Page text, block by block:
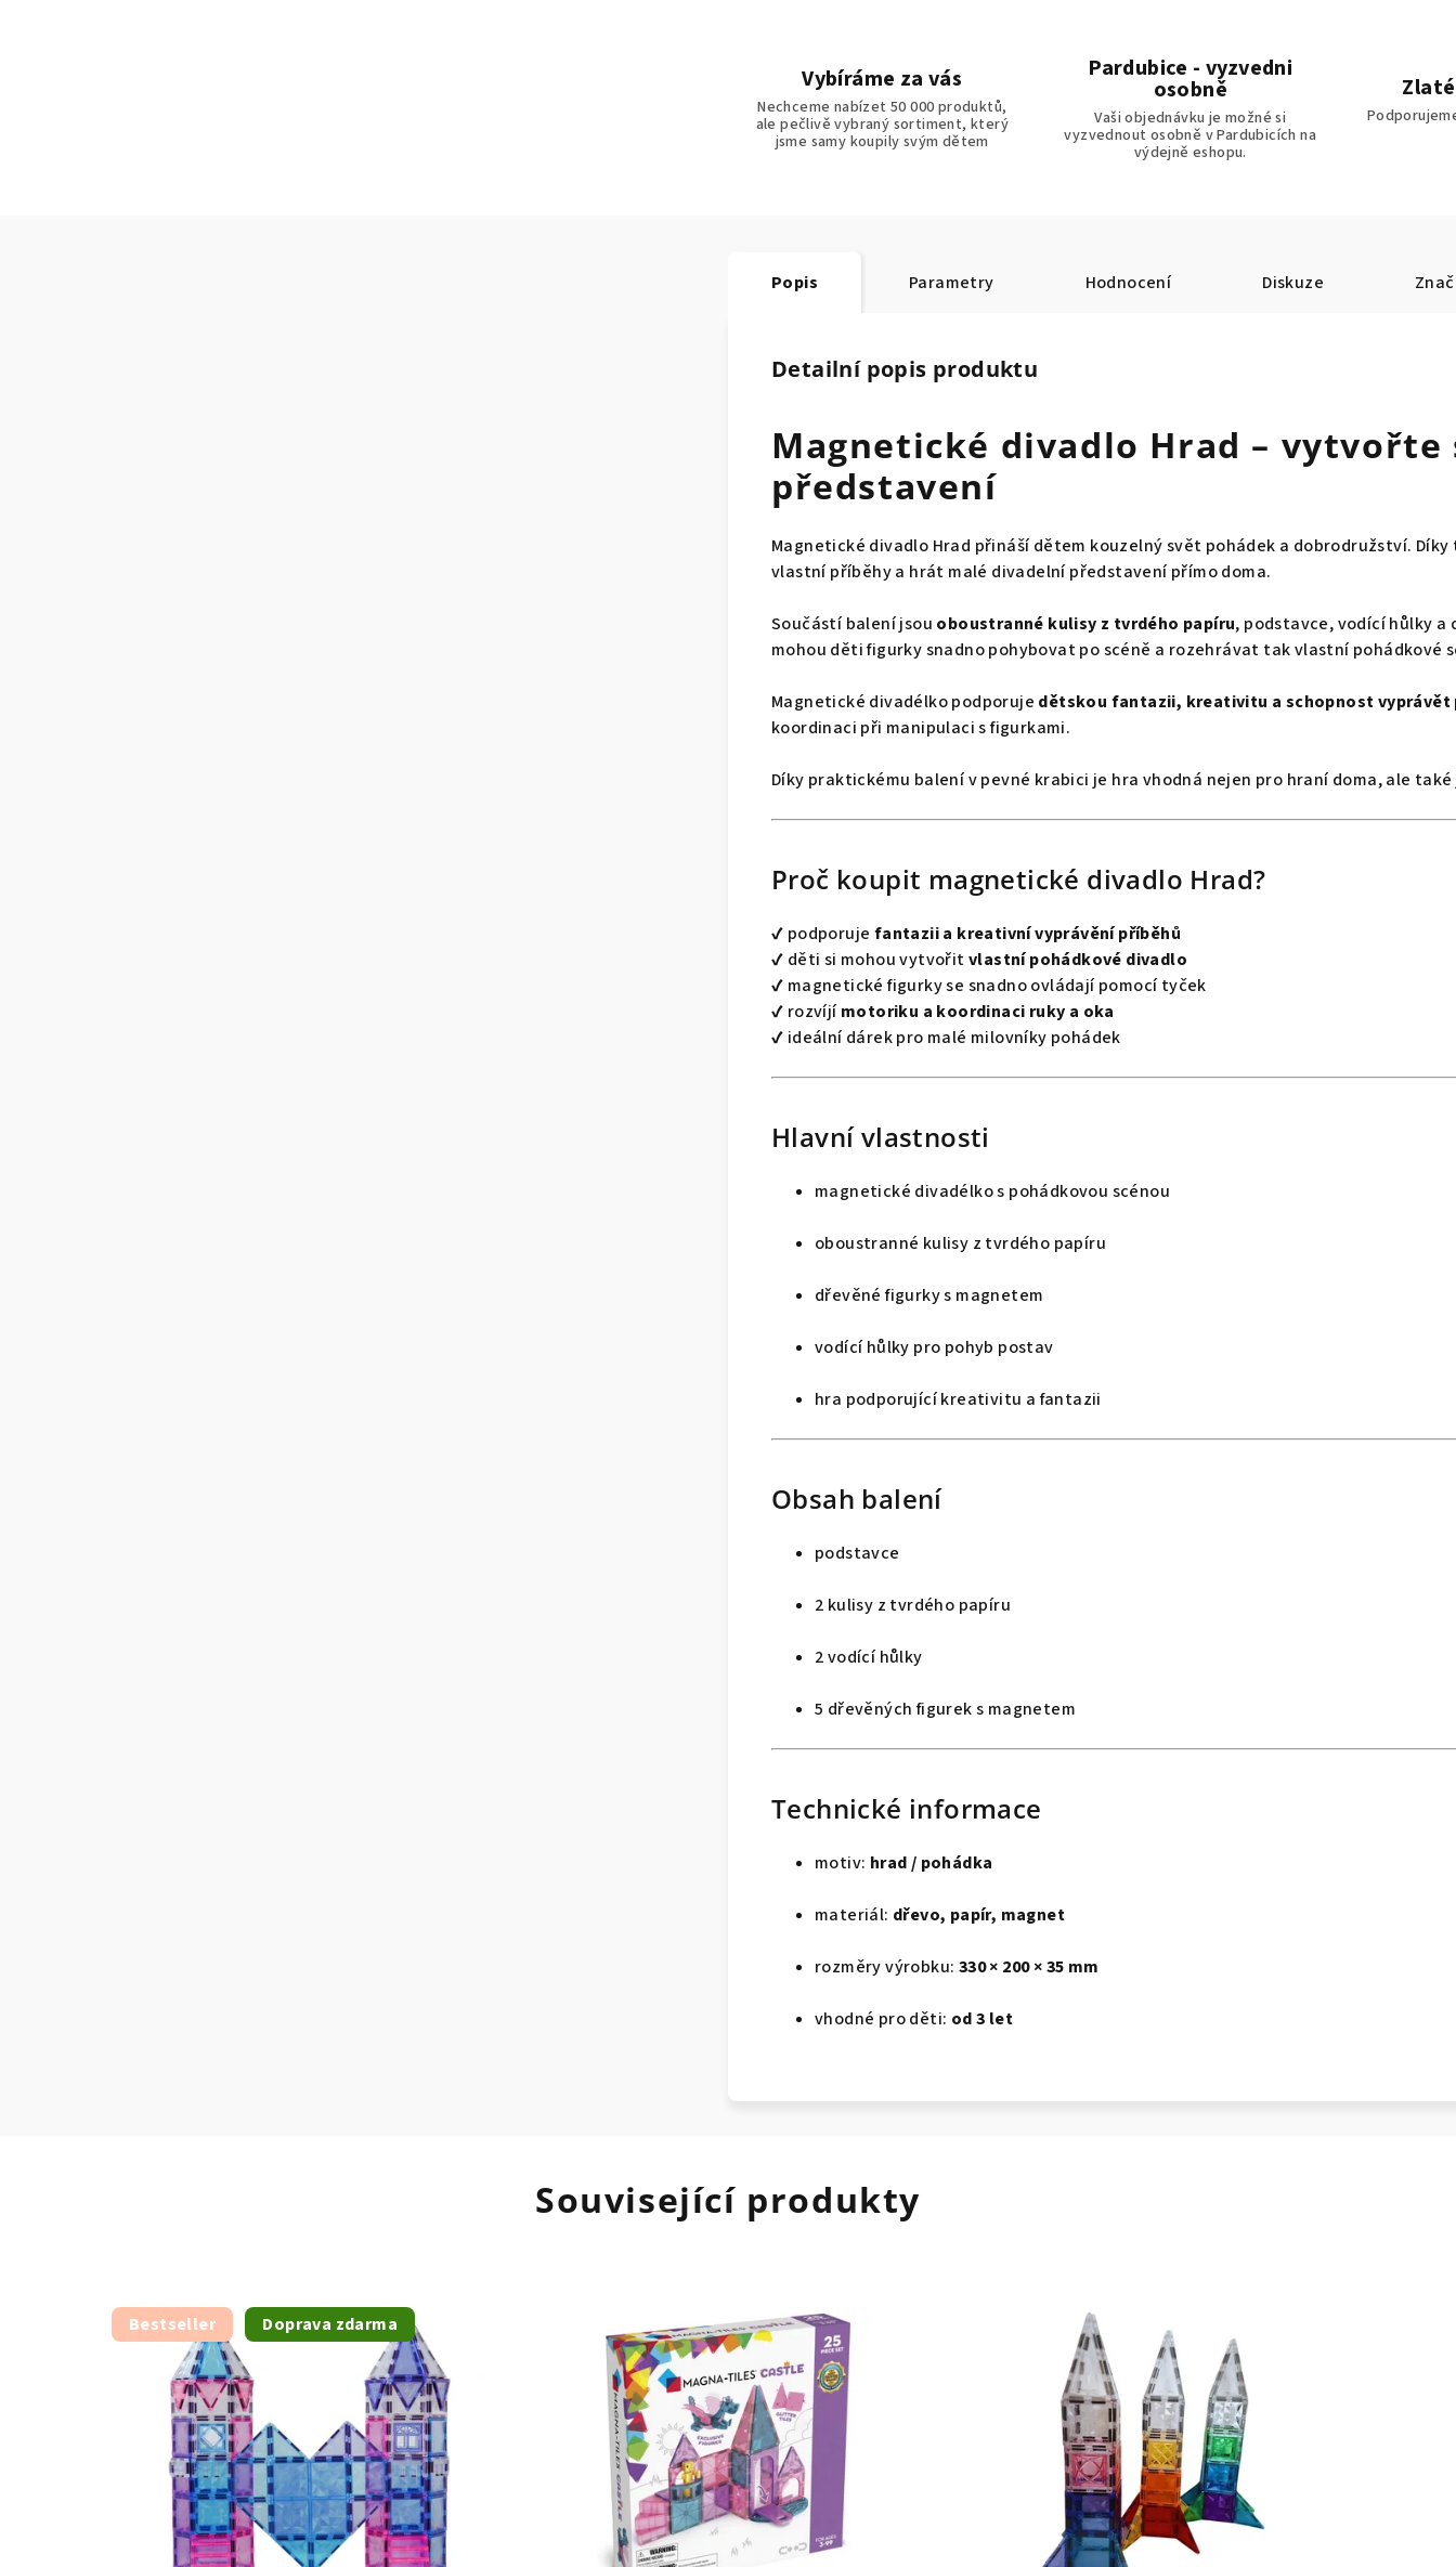
Vybíráme za vás
Nechceme nabízet 50 000 produktů,
ale pečlivě vybraný sortiment, který
jsme samy koupily svým dětem
Pardubice - vyzvedni
osobně
Vaši objednávku je možné si
vyzvednout osobně v Pardubicích na
výdejně eshopu.
Popis Parametry Hodnocení Diskuze
Detailní popis produktu
Magnetické divadlo Hrad –
představení
Magnetické divadlo Hrad přináší dětem kouzelný svět pohádek a dobrodružství.
vlastní příběhy a hrát malé divadelní představení přímo doma.
Součástí balení jsou oboustranné kulisy z tvrdého papíru, podstavce, vodící hůlky a
mohou děti figurky snadno pohybovat po scéně a rozehrávat tak vlastní pohádkové
Magnetické divadélko podporuje dětskou fantazii, kreativitu a schopnost vyprávět
koordinaci při manipulaci s figurkami.
Díky praktickému balení v pevné krabici je hra vhodná nejen pro hraní doma, ale
Proč koupit magnetické divadlo Hrad?
✔ podporuje fantazii a kreativní vyprávění příběhů
✔ děti si mohou vytvořitvlastní pohádkové divadlo
✔ magnetické figurky se snadno ovládají pomocí tyček
✔ rozvíjímotoriku a koordinaci ruky a oka
✔ ideální dárek pro malé milovníky pohádek
Hlavní vlastnosti
magnetické divadélko s pohádkovou scénou
oboustranné kulisy z tvrdého papíru
dřevěné figurky s magnetem
vodící hůlky pro pohyb postav
hra podporující kreativitu a fantazii
Obsah balení
podstavce
2 kulisy z tvrdého papíru
2 vodící hůlky
5 dřevěných figurek s magnetem
Technické informace
motiv: hrad / pohádka
materiál: dřevo, papír, magnet
rozměry výrobku: 330 × 200 × 35 mm
vhodné pro děti: od 3 let
Související produkty
Bestseller Doprava zdarma